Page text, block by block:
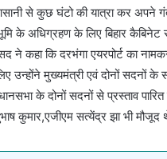
से कुछ घंटो की यात्रा कर अपने
के अधिग्रहण के लिए बिहार कैबिनेट
ने कहा कि दरभंगा एयरपोर्ट का
उन्होंने मुख्यमंत्री एवं दोनों सदनों के
के दोनों सदनों से प्रस्ताव
कुमार,एजीएम सत्येंद्र झा भी मौजूद